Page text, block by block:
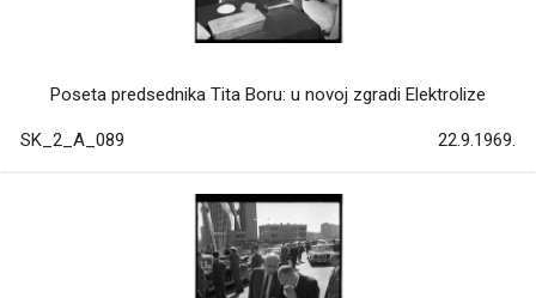
Poseta predsednika Tita Boru: u novoj zgradi Elektrolize
SK_2_A_089 22.9.1969.